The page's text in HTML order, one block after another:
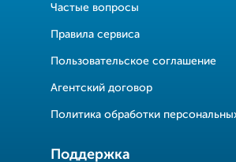
Частые вопросы
Правила сервиса
Пользовательское соглашение
Агентский договор
Политика обработки
Поддержка